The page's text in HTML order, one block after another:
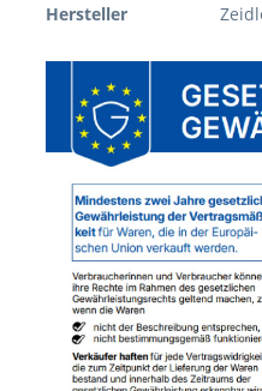
Hersteller